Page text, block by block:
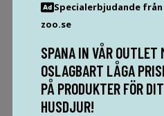
(MSC) 36 X 50 G -
MER
Specialerbjudande från
zoo.se
SPANA IN VÅR OUTLET
OSLAGBART LÅGA
PÅ PRODUKTER FÖR
HUSDJUR!